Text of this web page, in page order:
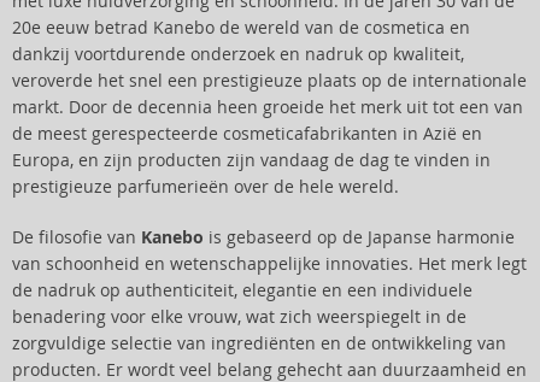
20e eeuw betrad Kanebo de wereld van de cosmetica en
dankzij voortdurende onderzoek en nadruk op kwaliteit,
veroverde het snel een prestigieuze plaats op de internationale
markt. Door de decennia heen groeide het merk uit tot een van
de meest gerespecteerde cosmeticafabrikanten in Azië en
Europa, en zijn producten zijn vandaag de dag te vinden in
prestigieuze parfumerieën over de hele wereld.
De filosofie van Kanebo is gebaseerd op de Japanse harmonie
van schoonheid en wetenschappelijke innovaties. Het merk legt
de nadruk op authenticiteit, elegantie en een individuele
benadering voor elke vrouw, wat zich weerspiegelt in de
zorgvuldige selectie van ingrediënten en de ontwikkeling van
producten. Er wordt veel belang gehecht aan duurzaamheid en